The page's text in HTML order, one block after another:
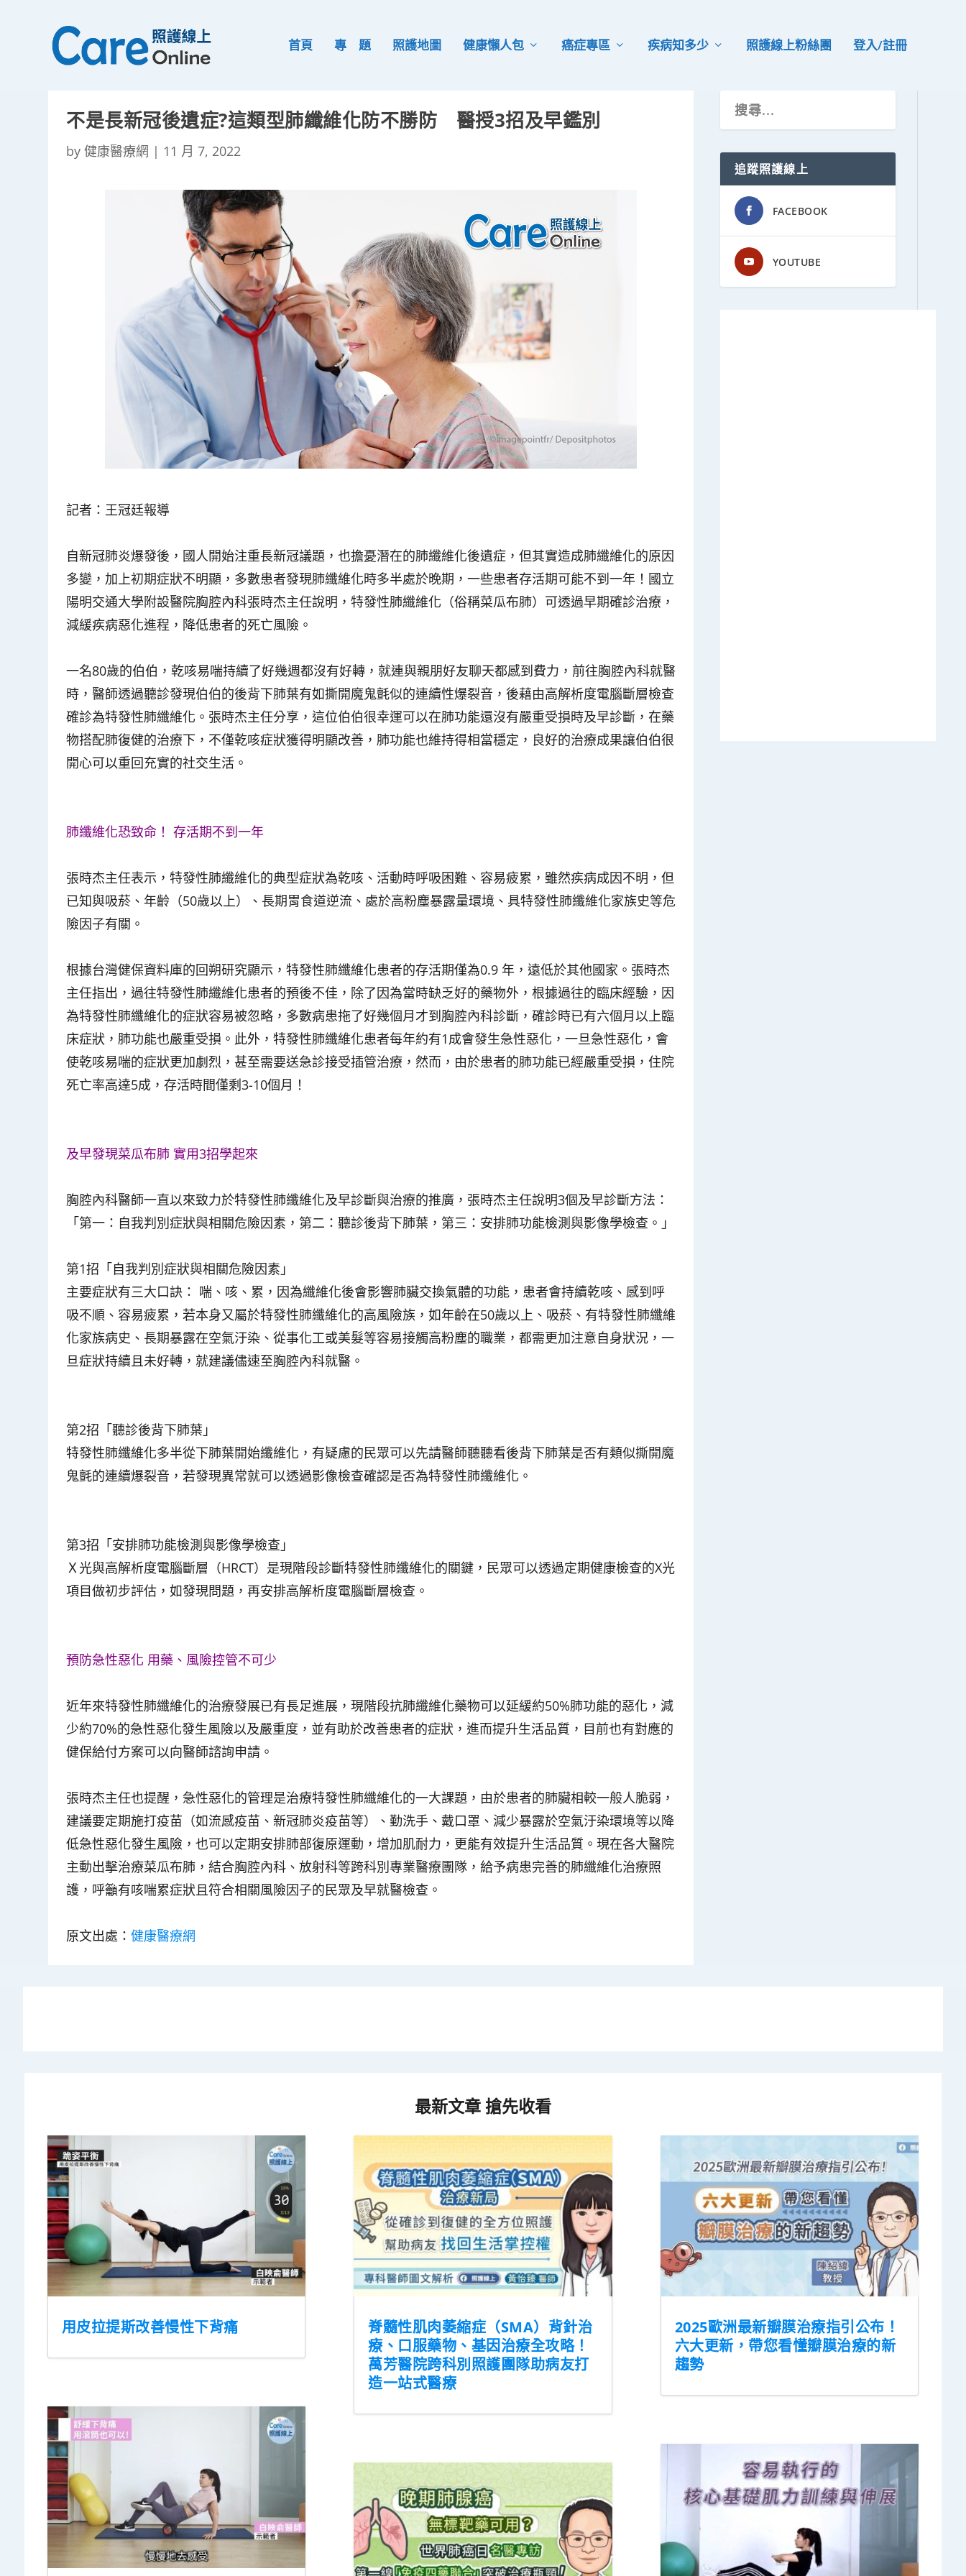
首頁 專 題 照護地圖 健康懶人包 癌症專區 疾病知多少 照護線上粉絲團 登入/註冊
不是長新冠後遺症?這類型肺纖維化防不勝防 醫授3招及早鑑別
by健康醫療網 | 11 月 7, 2022
記者：王冠廷報導
自新冠肺炎爆發後，國人開始注重長新冠議題，也擔憂潛在的肺纖維化後遺症，但其實造成肺纖維化的原因
多變，加上初期症狀不明顯，多數患者發現肺纖維化時多半處於晚期，一些患者存活期可能不到一年！國立
陽明交通大學附設醫院胸腔內科張時杰主任說明，特發性肺纖維化（俗稱菜瓜布肺）可透過早期確診治療，
減緩疾病惡化進程，降低患者的死亡風險。
一名80歲的伯伯，乾咳易喘持續了好幾週都沒有好轉，就連與親朋好友聊天都感到費力，前往胸腔內科就醫
時，醫師透過聽診發現伯伯的後背下肺葉有如撕開魔鬼氈似的連續性爆裂音，後藉由高解析度電腦斷層檢查
確診為特發性肺纖維化。張時杰主任分享，這位伯伯很幸運可以在肺功能還沒有嚴重受損時及早診斷，在藥
物搭配肺復健的治療下，不僅乾咳症狀獲得明顯改善，肺功能也維持得相當穩定，良好的治療成果讓伯伯很
開心可以重回充實的社交生活。
肺纖維化恐致命！ 存活期不到一年
張時杰主任表示，特發性肺纖維化的典型症狀為乾咳、活動時呼吸困難、容易疲累，雖然疾病成因不明，但
已知與吸菸、年齡（50歲以上）、長期胃食道逆流、處於高粉塵暴露量環境、具特發性肺纖維化家族史等危
險因子有關。
根據台灣健保資料庫的回朔研究顯示，特發性肺纖維化患者的存活期僅為0.9 年，遠低於其他國家。張時杰
主任指出，過往特發性肺纖維化患者的預後不佳，除了因為當時缺乏好的藥物外，根據過往的臨床經驗，因
為特發性肺纖維化的症狀容易被忽略，多數病患拖了好幾個月才到胸腔內科診斷，確診時已有六個月以上臨
床症狀，肺功能也嚴重受損。此外，特發性肺纖維化患者每年約有1成會發生急性惡化，一旦急性惡化，會
使乾咳易喘的症狀更加劇烈，甚至需要送急診接受插管治療，然而，由於患者的肺功能已經嚴重受損，住院
死亡率高達5成，存活時間僅剩3-10個月！
及早發現菜瓜布肺 實用3招學起來
胸腔內科醫師一直以來致力於特發性肺纖維化及早診斷與治療的推廣，張時杰主任說明3個及早診斷方法：
「第一：自我判別症狀與相關危險因素，第二：聽診後背下肺葉，第三：安排肺功能檢測與影像學檢查。」
第1招「自我判別症狀與相關危險因素」
主要症狀有三大口訣： 喘、咳、累，因為纖維化後會影響肺臟交換氣體的功能，患者會持續乾咳、感到呼
吸不順、容易疲累，若本身又屬於特發性肺纖維化的高風險族，如年齡在50歲以上、吸菸、有特發性肺纖維
化家族病史、長期暴露在空氣汙染、從事化工或美髮等容易接觸高粉塵的職業，都需更加注意自身狀況，一
旦症狀持續且未好轉，就建議儘速至胸腔內科就醫。
第2招「聽診後背下肺葉」
特發性肺纖維化多半從下肺葉開始纖維化，有疑慮的民眾可以先請醫師聽聽看後背下肺葉是否有類似撕開魔
鬼氈的連續爆裂音，若發現異常就可以透過影像檢查確認是否為特發性肺纖維化。
第3招「安排肺功能檢測與影像學檢查」
Ｘ光與高解析度電腦斷層（HRCT）是現階段診斷特發性肺纖維化的關鍵，民眾可以透過定期健康檢查的X光
項目做初步評估，如發現問題，再安排高解析度電腦斷層檢查。
預防急性惡化 用藥、風險控管不可少
近年來特發性肺纖維化的治療發展已有長足進展，現階段抗肺纖維化藥物可以延緩約50%肺功能的惡化，減
少約70%的急性惡化發生風險以及嚴重度，並有助於改善患者的症狀，進而提升生活品質，目前也有對應的
健保給付方案可以向醫師諮詢申請。
張時杰主任也提醒，急性惡化的管理是治療特發性肺纖維化的一大課題，由於患者的肺臟相較一般人脆弱，
建議要定期施打疫苗（如流感疫苗、新冠肺炎疫苗等）、勤洗手、戴口罩、減少暴露於空氣汙染環境等以降
低急性惡化發生風險，也可以定期安排肺部復原運動，增加肌耐力，更能有效提升生活品質。現在各大醫院
主動出擊治療菜瓜布肺，結合胸腔內科、放射科等跨科別專業醫療團隊，給予病患完善的肺纖維化治療照
護，呼籲有咳喘累症狀且符合相關風險因子的民眾及早就醫檢查。
原文出處：健康醫療網
追蹤照護線上
FACEBOOK
YOUTUBE
最新文章 搶先收看
用皮拉提斯改善慢性下背痛
脊髓性肌肉萎縮症（SMA）背針治
療、口服藥物、基因治療全攻略！
萬芳醫院跨科別照護團隊助病友打
造一站式醫療
2025歐洲最新瓣膜治療指引公布！
六大更新，帶您看懂瓣膜治療的新
趨勢